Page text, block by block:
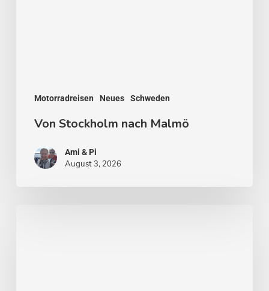
Motorradreisen Neues Schweden
Von Stockholm nach Malmö
Ami & Pi
August 3, 2026